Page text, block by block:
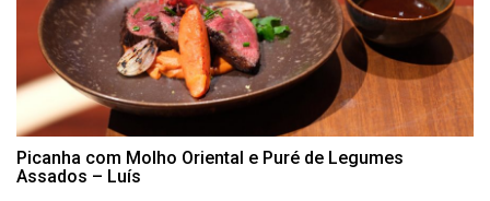
Picanha com Molho Oriental e Puré de Legumes
Assados – Luís